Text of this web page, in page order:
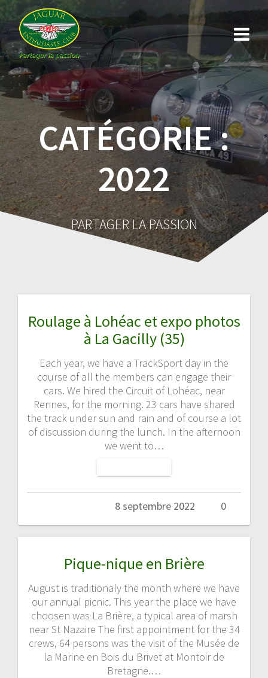
Skip
content
CATÉGORIE :
2022
PARTAGER LA PASSION
Roulage à Lohéac et expo photos
à La Gacilly (35)
Each year, we have a TrackSport day in the
course of all the members can engage their
cars. We hired the Circuit of Lohéac, near
Rennes, for the morning. 23 cars have shared
the track under sun and rain and of course a lot
of discussion during the lunch. In the afternoon
we went to…
8 septembre 2022 0
Pique-nique en Brière
August is traditionaly the month where we have
our annual picnic. This year the place we have
choosen was La Brière, a typical area of marsh
near St Nazaire The first appointment for the 34
crews, 64 persons was the visit of the Musée de
la Marine en Bois du Brivet at Montoir de
Bretagne.…